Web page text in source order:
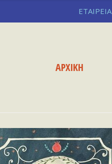
ΕΤΑΙΡΕΙΑ
ΑΡΧΙΚΗ